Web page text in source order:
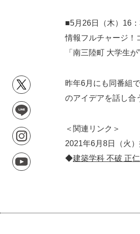
■5月26日（木）16
情報フルチャージ！
「南三陸町 大学生
昨年6月にも同番組
のアイデアを話し合
＜関連リンク＞
2021年6月8日（火
◆建築学科 不破 正